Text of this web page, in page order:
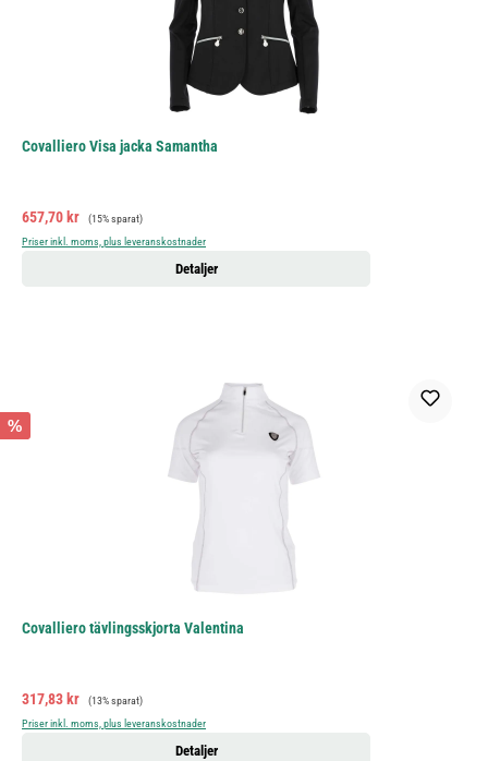
Covalliero Visa jacka Samantha
Försäljningspris:
657,70 kr Ordinarie pris:
(15% sparat)
Priser inkl. moms, plus leveranskostnader
Detaljer
%
Covalliero tävlingsskjorta Valentina
Försäljningspris:
317,83 kr Ordinarie pris:
(13% sparat)
Priser inkl. moms, plus leveranskostnader
Detaljer